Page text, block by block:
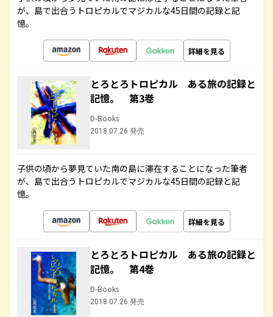
が、島で出合うトロピカルでマジカルな45日間の記録と記
憶。
詳細を見る
とろとろトロピカル ある旅の記録と
記憶。 第3巻
D-Books
2018.07.26 発売
子供の頃から夢見ていた南の島に滞在することになった筆者
が、島で出合うトロピカルでマジカルな45日間の記録と記
憶。
詳細を見る
とろとろトロピカル ある旅の記録と
記憶。 第4巻
D-Books
2018.07.26 発売